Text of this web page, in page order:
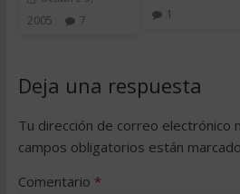
2005
7 1
Deja una respuesta
Tu dirección de correo electrónico
campos obligatorios están
Comentario *